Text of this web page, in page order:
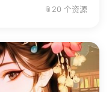
📎 20 个资源